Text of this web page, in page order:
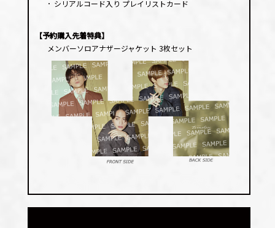
･ シリアルコード入り プレイリストカード
【予約購入先着特典】
メンバーソロアナザージャケット 3枚セット